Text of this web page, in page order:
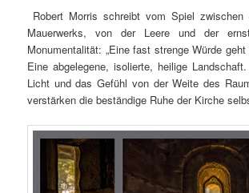
Robert Morris schreibt vom Spiel
Mauerwerks, von der Leere und der
Monumentalität: „Eine fast strenge Würde
Eine abgelegene, isolierte, heilige
Licht und das Gefühl von der Weite des
verstärken die beständige Ruhe der Kirche